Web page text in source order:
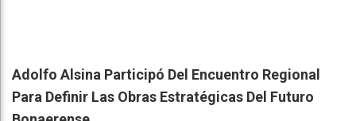
Adolfo Alsina Participó Del Encuentro Regional
Para Definir Las Obras Estratégicas Del Futuro